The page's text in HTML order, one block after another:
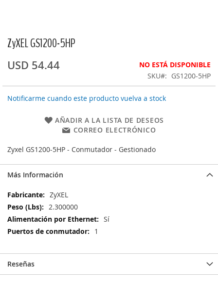
ZyXEL GS1200-5HP
USD 54.44
NO ESTÁ DISPONIBLE
SKU
GS1200-5HP
Notificarme cuando este producto vuelva a stock
AÑADIR A LA LISTA DE DESEOS
CORREO ELECTRÓNICO
Zyxel GS1200-5HP - Conmutador - Gestionado
Saltar
al
comienzo
de
de
Más Información
Más
Información
ZyXEL
2.300000
Sí
1
Reseñas